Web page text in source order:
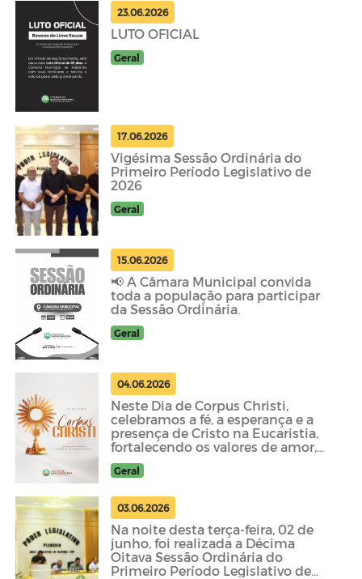
23.06.2026
LUTO OFICIAL
Geral
17.06.2026
Vigésima Sessão Ordinária do
Primeiro Período Legislativo de
2026
Geral
15.06.2026
📢 A Câmara Municipal convida
toda a população para participar
da Sessão Ordinária.
Geral
04.06.2026
Neste Dia de Corpus Christi,
celebramos a fé, a esperança e a
presença de Cristo na Eucaristia,
fortalecendo os valores de amor,
solidariedade e frate
Geral
03.06.2026
Na noite desta terça-feira, 02 de
junho, foi realizada a Décima
Oitava Sessão Ordinária do
Primeiro Período Legislativo de